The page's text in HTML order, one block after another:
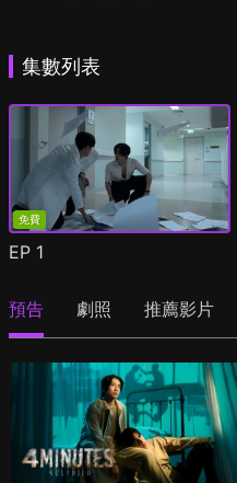
集數列表
免費
EP 1
預告 劇照 推薦影片